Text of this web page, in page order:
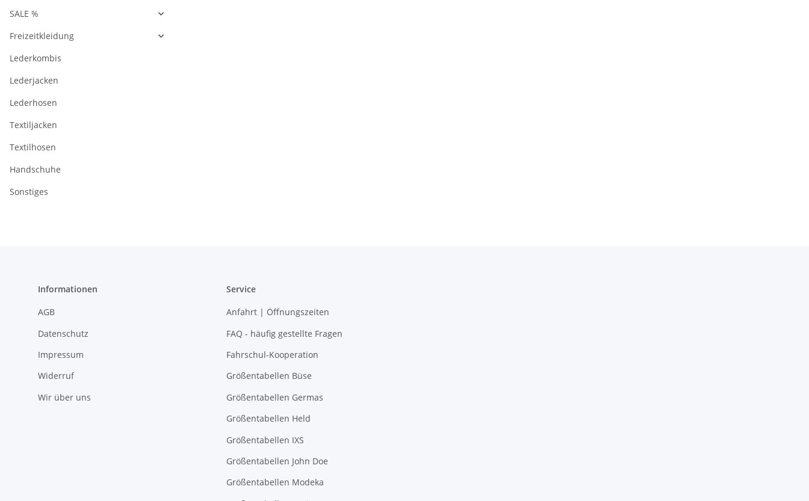
SALE %
Freizeitkleidung
Lederkombis
Lederjacken
Lederhosen
Textiljacken
Textilhosen
Handschuhe
Sonstiges
Informationen
AGB
Datenschutz
Impressum
Widerruf
Wir über uns
Service
Anfahrt | Öffnungszeiten
FAQ - häufig gestellte Fragen
Fahrschul-Kooperation
Größentabellen Büse
Größentabellen Germas
Größentabellen Held
Größentabellen IXS
Größentabellen John Doe
Größentabellen Modeka